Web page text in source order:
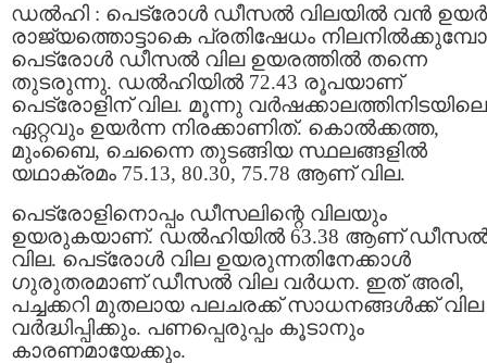
ഡൽഹി : പെട്രോൾ ഡീസൽ വിലയിൽ വൻ
രാജ്യത്തൊട്ടാകെ പ്രതിഷേധം
പെട്രോൾ ഡീസൽ വില ഉയരത്തിൽ തന്നെ
തുടരുന്നു. ഡൽഹിയിൽ 72.43 രൂപയാണ്
പെട്രോളിന് വില. മൂന്നു വർഷക്കാലത്തിനിടയിലെ
ഏറ്റവും ഉയർന്ന നിരക്കാണിത്. കൊൽക്കത്ത,
മുംബൈ, ചെന്നൈ തുടങ്ങിയ സ്ഥലങ്ങളിൽ
യഥാക്രമം 75.13, 80.30, 75.78 ആണ് വില.
പെട്രോളിനൊപ്പം ഡീസലിന്റെ വിലയും
ഉയരുകയാണ്. ഡൽഹിയിൽ 63.38 ആണ്
വില. പെട്രോൾ വില ഉയരുന്നതിനേക്കാൾ
ഗുരുതരമാണ് ഡീസൽ വില വർധന. ഇത് അരി,
പച്ചക്കറി മുതലായ പലചരക്ക് സാധനങ്ങൾക്ക് വില
വർദ്ധിപ്പിക്കും. പണപ്പെരുപ്പം കൂടാനും
കാരണമായേക്കും.